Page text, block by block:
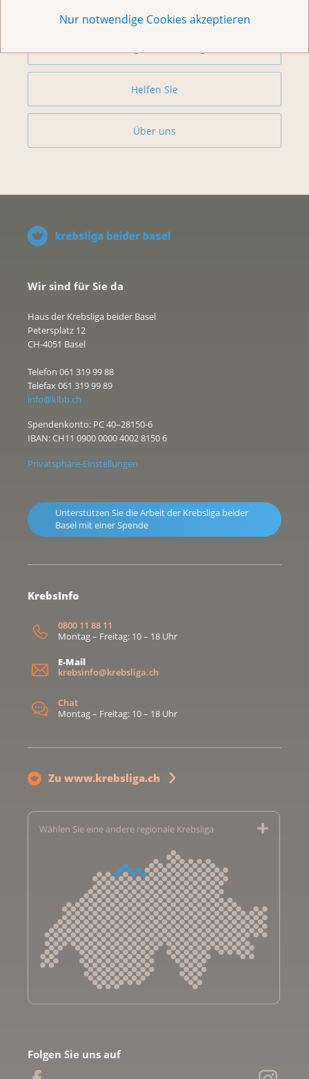
Nur notwendige Cookies akzeptieren
Helfen Sie
Über uns
Wir sind für Sie da
Haus der Krebsliga beider Basel
Petersplatz 12
CH-4051 Basel
Telefon 061 319 99 88
Telefax 061 319 99 89
info@klbb.ch
Spendenkonto: PC 40–28150-6
IBAN: CH11 0900 0000 4002 8150 6
Privatsphäre-Einstellungen
Unterstützen Sie die Arbeit der Krebsliga beider
Basel mit einer Spende
KrebsInfo
0800 11 88 11
Montag – Freitag: 10 – 18 Uhr
E-Mail
krebsinfo@krebsliga.ch
Chat
Montag – Freitag: 10 – 18 Uhr
Zu www.krebsliga.ch
Wählen Sie eine andere regionale Krebsliga
Krebsliga Bern
Krebsliga Freiburg
Folgen Sie uns auf